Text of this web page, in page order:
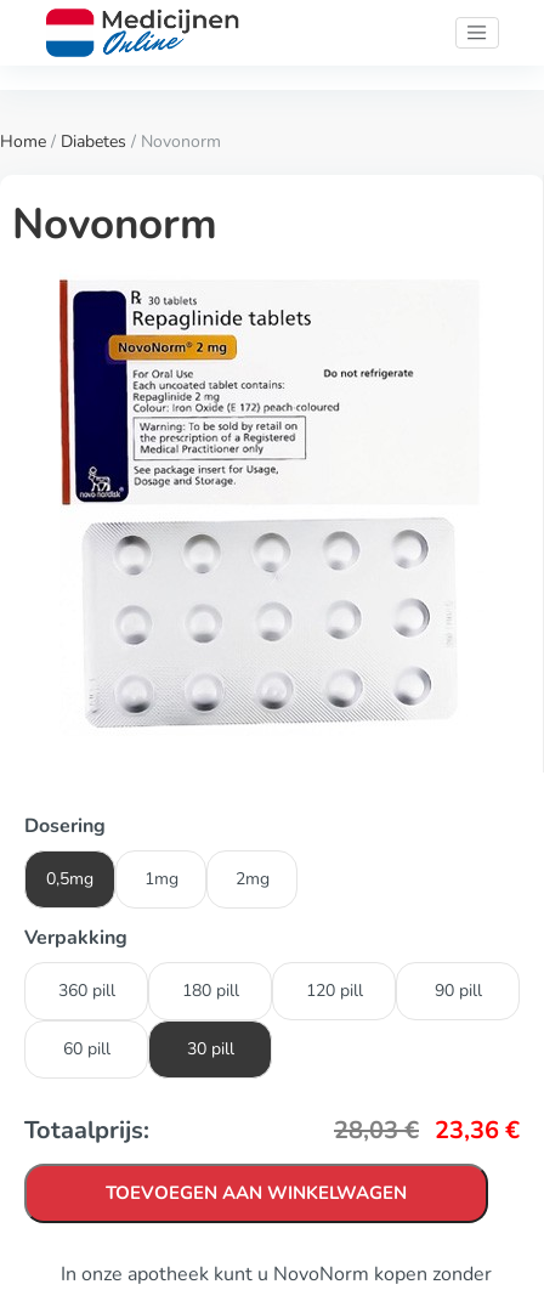
Home / Diabetes / Novonorm
Novonorm
Dosering
0,5mg 1mg 2mg
Verpakking
360 pill 180 pill 120 pill 90 pill
60 pill 30 pill
Totaalprijs: 28,03€ 23,36€
TOEVOEGEN AAN WINKELWAGEN
In onze apotheek kunt u NovoNorm kopen zonder